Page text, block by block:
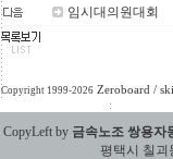
임시대의원대회
Copyright 1999-2026 Zeroboard /
CopyLeft by 금속노조 쌍용자
평택시 칠괴동